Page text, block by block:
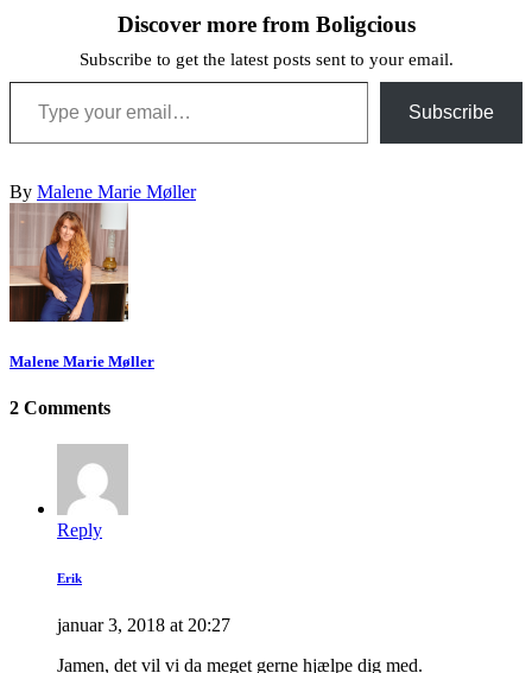
Discover more from Boligcious
Subscribe to get the latest posts sent to your email.
Type your email…
Subscribe
By Malene Marie Møller
Malene Marie Møller
2 Comments
Reply
Erik
januar 3, 2018 at 20:27
Jamen, det vil vi da meget gerne hjælpe dig med.